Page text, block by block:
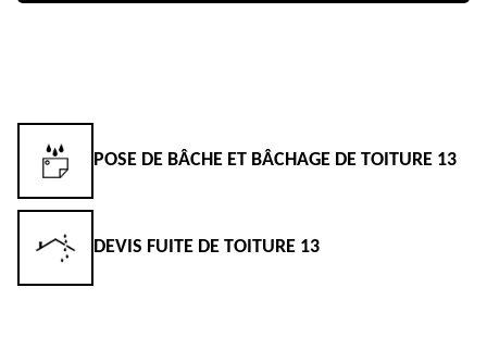
POSE DE BÂCHE ET BÂCHAGE DE TOITURE 13
DEVIS FUITE DE TOITURE 13